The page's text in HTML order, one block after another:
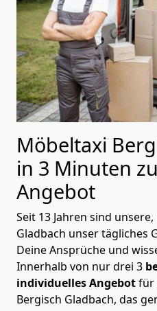
Möbeltaxi
in 3 Minuten
Angebot
Seit 13 Jahren sind
Gladbach unser tägliches
Deine Ansprüche und
Innerhalb von nur drei 3
individuelles Angebotfür
Bergisch Gladbach, das